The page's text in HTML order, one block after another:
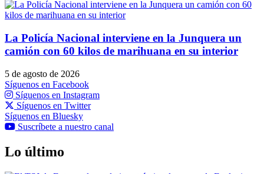
La Policía Nacional interviene en la Junquera un
camión con 60 kilos de marihuana en su interior
5 de agosto de 2026
Síguenos en Facebook
Síguenos en Instagram
Síguenos en Twitter
Síguenos en Bluesky
Suscríbete a nuestro canal
Lo último